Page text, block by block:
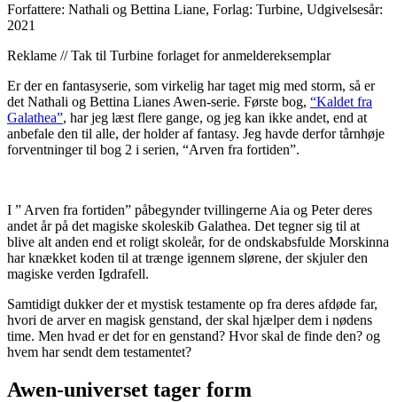
Forfattere: Nathali og Bettina Liane, Forlag: Turbine, Udgivelsesår:
2021
Reklame // Tak til Turbine forlaget for anmeldereksemplar
Er der en fantasyserie, som virkelig har taget mig med storm, så er
det Nathali og Bettina Lianes Awen-serie. Første bog, “Kaldet fra
Galathea”, har jeg læst flere gange, og jeg kan ikke andet, end at
anbefale den til alle, der holder af fantasy. Jeg havde derfor tårnhøje
forventninger til bog 2 i serien, “Arven fra fortiden”.
I ” Arven fra fortiden” påbegynder tvillingerne Aia og Peter deres
andet år på det magiske skoleskib Galathea. Det tegner sig til at
blive alt anden end et roligt skoleår, for de ondskabsfulde Morskinna
har knækket koden til at trænge igennem slørene, der skjuler den
magiske verden Igdrafell.
Samtidigt dukker der et mystisk testamente op fra deres afdøde far,
hvori de arver en magisk genstand, der skal hjælper dem i nødens
time. Men hvad er det for en genstand? Hvor skal de finde den? og
hvem har sendt dem testamentet?
Awen-universet tager form